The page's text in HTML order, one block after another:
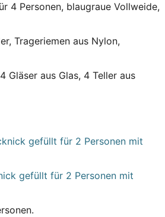
4 Personen, blaugraue Vollweide,
Trageriemen aus Nylon,
Gläser aus Glas, 4 Teller aus
gefüllt für 2 Personen mit